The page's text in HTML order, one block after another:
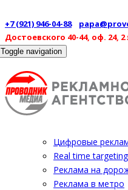
+7 (921) 946-04-88
Достоевского 40-44, оф. 24,
Toggle navigation
Цифровые
Real time targeting
Реклама на
Реклама в метро